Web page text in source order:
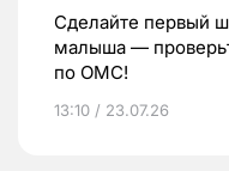
Сделайте первый
малыша —
по ОМС!
13:10 / 23.07.26